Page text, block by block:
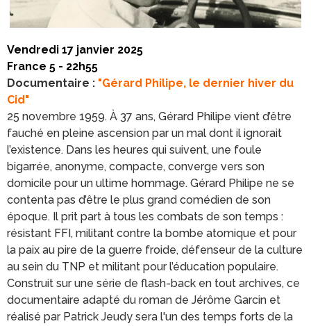
Vendredi 17 janvier 2025
France 5 - 22h55
Documentaire : "Gérard Philipe, le dernier hiver du
Cid"
25 novembre 1959. À 37 ans, Gérard Philipe vient d’être
fauché en pleine ascension par un mal dont il ignorait
l’existence. Dans les heures qui suivent, une foule
bigarrée, anonyme, compacte, converge vers son
domicile pour un ultime hommage. Gérard Philipe ne se
contenta pas d’être le plus grand comédien de son
époque. Il prit part à tous les combats de son temps :
résistant FFI, militant contre la bombe atomique et pour
la paix au pire de la guerre froide, défenseur de la culture
au sein du TNP et militant pour l’éducation populaire.
Construit sur une série de flash-back en tout archives, ce
documentaire adapté du roman de Jérôme Garcin et
réalisé par Patrick Jeudy sera l'un des temps forts de la